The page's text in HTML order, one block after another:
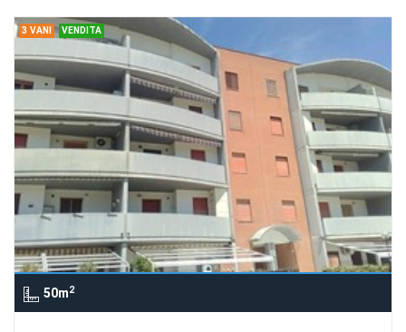
3 VANI VENDITA
50m2